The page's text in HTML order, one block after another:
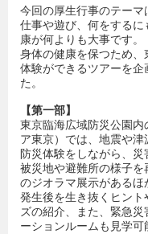
今回の厚生行事のテーマ
仕事や遊び、何をする
康が何よりも大事です。
身体の健康を保つため
体験ができるツアーを企
た。
【第一部】
東京臨海広域防災公園内
ア東京）では、地震や津
防災体験をしながら、災
被災地や避難所の様子を
のジオラマ展示がある
発生後を生き抜くヒント
ズの紹介、また、緊急
ーションルームも見学可